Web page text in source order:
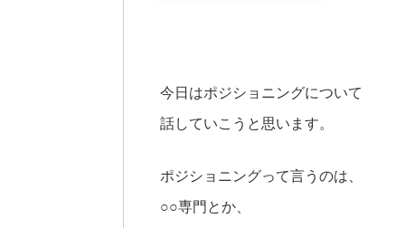
今日はポジショニングについて
話していこうと思います。
ポジショニングって言うのは、
○○専門とか、